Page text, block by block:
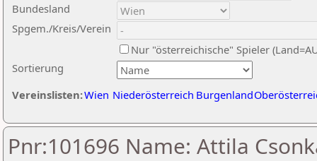
Sortierung
Bundesland
Spgem./Kreis/Verein
Nur "österreichische" Spieler
Vereinslisten:Wien Niederösterreich Burgenland
Pnr:101696 Name: Attila